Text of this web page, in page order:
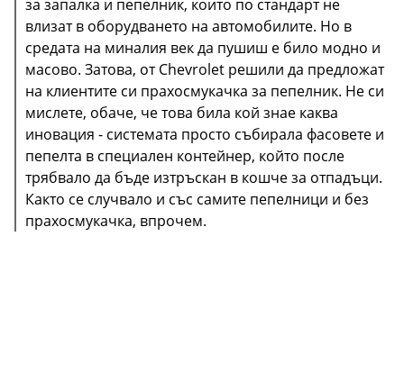
за запалка и пепелник, които по стандарт не
влизат в оборудването на автомобилите. Но в
средата на миналия век да пушиш е било модно и
масово. Затова, от Chevrolet решили да предложат
на клиентите си прахосмукачка за пепелник. Не си
мислете, обаче, че това била кой знае каква
иновация - системата просто събирала фасовете и
пепелта в специален контейнер, който после
трябвало да бъде изтръскан в кошче за отпадъци.
Както се случвало и със самите пепелници и без
прахосмукачка, впрочем.